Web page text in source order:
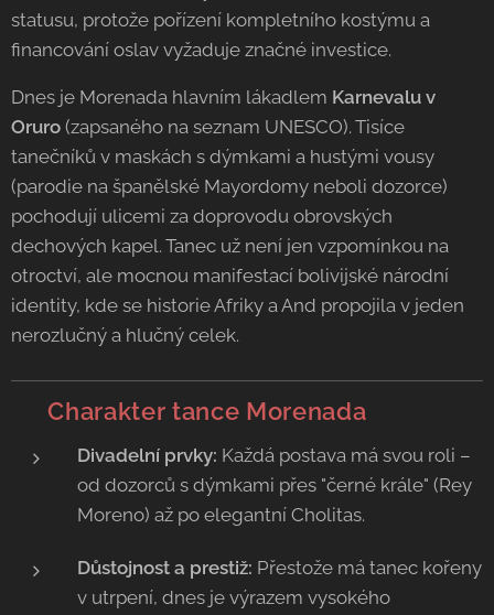
statusu, protože pořízení kompletního kostýmu a
financování oslav vyžaduje značné investice.
Dnes je Morenada hlavním lákadlem Karnevalu v
Oruro (zapsaného na seznam UNESCO). Tisíce
tanečníků v maskách s dýmkami a hustými vousy
(parodie na španělské Mayordomy neboli dozorce)
pochodují ulicemi za doprovodu obrovských
dechových kapel. Tanec už není jen vzpomínkou na
otroctví, ale mocnou manifestací bolivijské národní
identity, kde se historie Afriky a And propojila v jeden
nerozlučný a hlučný celek.
💃 Charakter tance Morenada
Divadelní prvky: Každá postava má svou roli –
od dozorců s dýmkami přes "černé krále" (Rey
Moreno) až po elegantní Cholitas.
Důstojnost a prestiž: Přestože má tanec kořeny
v utrpení, dnes je výrazem vysokého